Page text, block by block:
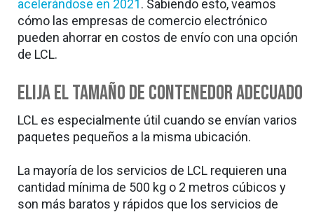
acelerándose en 2021. Sabiendo esto, veamos
cómo las empresas de comercio electrónico
pueden ahorrar en costos de envío con una opción
de LCL.
Elija el tamaño de contenedor adecuado
LCL es especialmente útil cuando se envían varios
paquetes pequeños a la misma ubicación.
La mayoría de los servicios de LCL requieren una
cantidad mínima de 500 kg o 2 metros cúbicos y
son más baratos y rápidos que los servicios de